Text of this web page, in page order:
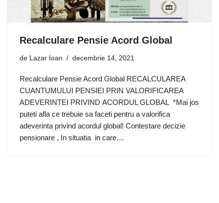
Recalculare Pensie Acord Global
de Lazar Ioan decembrie 14, 2021
Recalculare Pensie Acord Global RECALCULAREA
CUANTUMULUI PENSIEI PRIN VALORIFICAREA
ADEVERINTEI PRIVIND ACORDUL GLOBAL *Mai jos
puteti afla ce trebuie sa faceti pentru a valorifica
adeverinta privind acordul global! Contestare decizie
pensionare , In situatia in care…